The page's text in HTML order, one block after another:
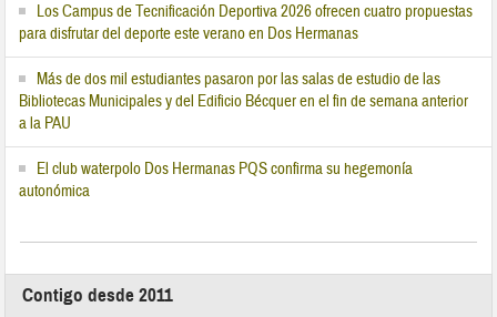
Los Campus de Tecnificación Deportiva 2026 ofrecen cuatro propuestas
para disfrutar del deporte este verano en Dos Hermanas
Más de dos mil estudiantes pasaron por las salas de estudio de las
Bibliotecas Municipales y del Edificio Bécquer en el fin de semana anterior
a la PAU
El club waterpolo Dos Hermanas PQS confirma su hegemonía
autonómica
Contigo desde 2011